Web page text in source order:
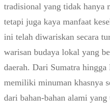
tradisional yang tidak hanya
tetapi juga kaya manfaat
ini telah diwariskan secara
warisan budaya lokal yang
daerah. Dari Sumatra hingga
memiliki minuman khasnya
dari bahan-bahan alami